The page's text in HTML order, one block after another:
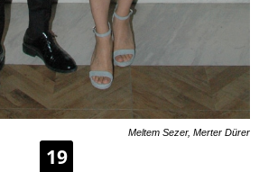
Meltem Sezer, Merter Dürer
19